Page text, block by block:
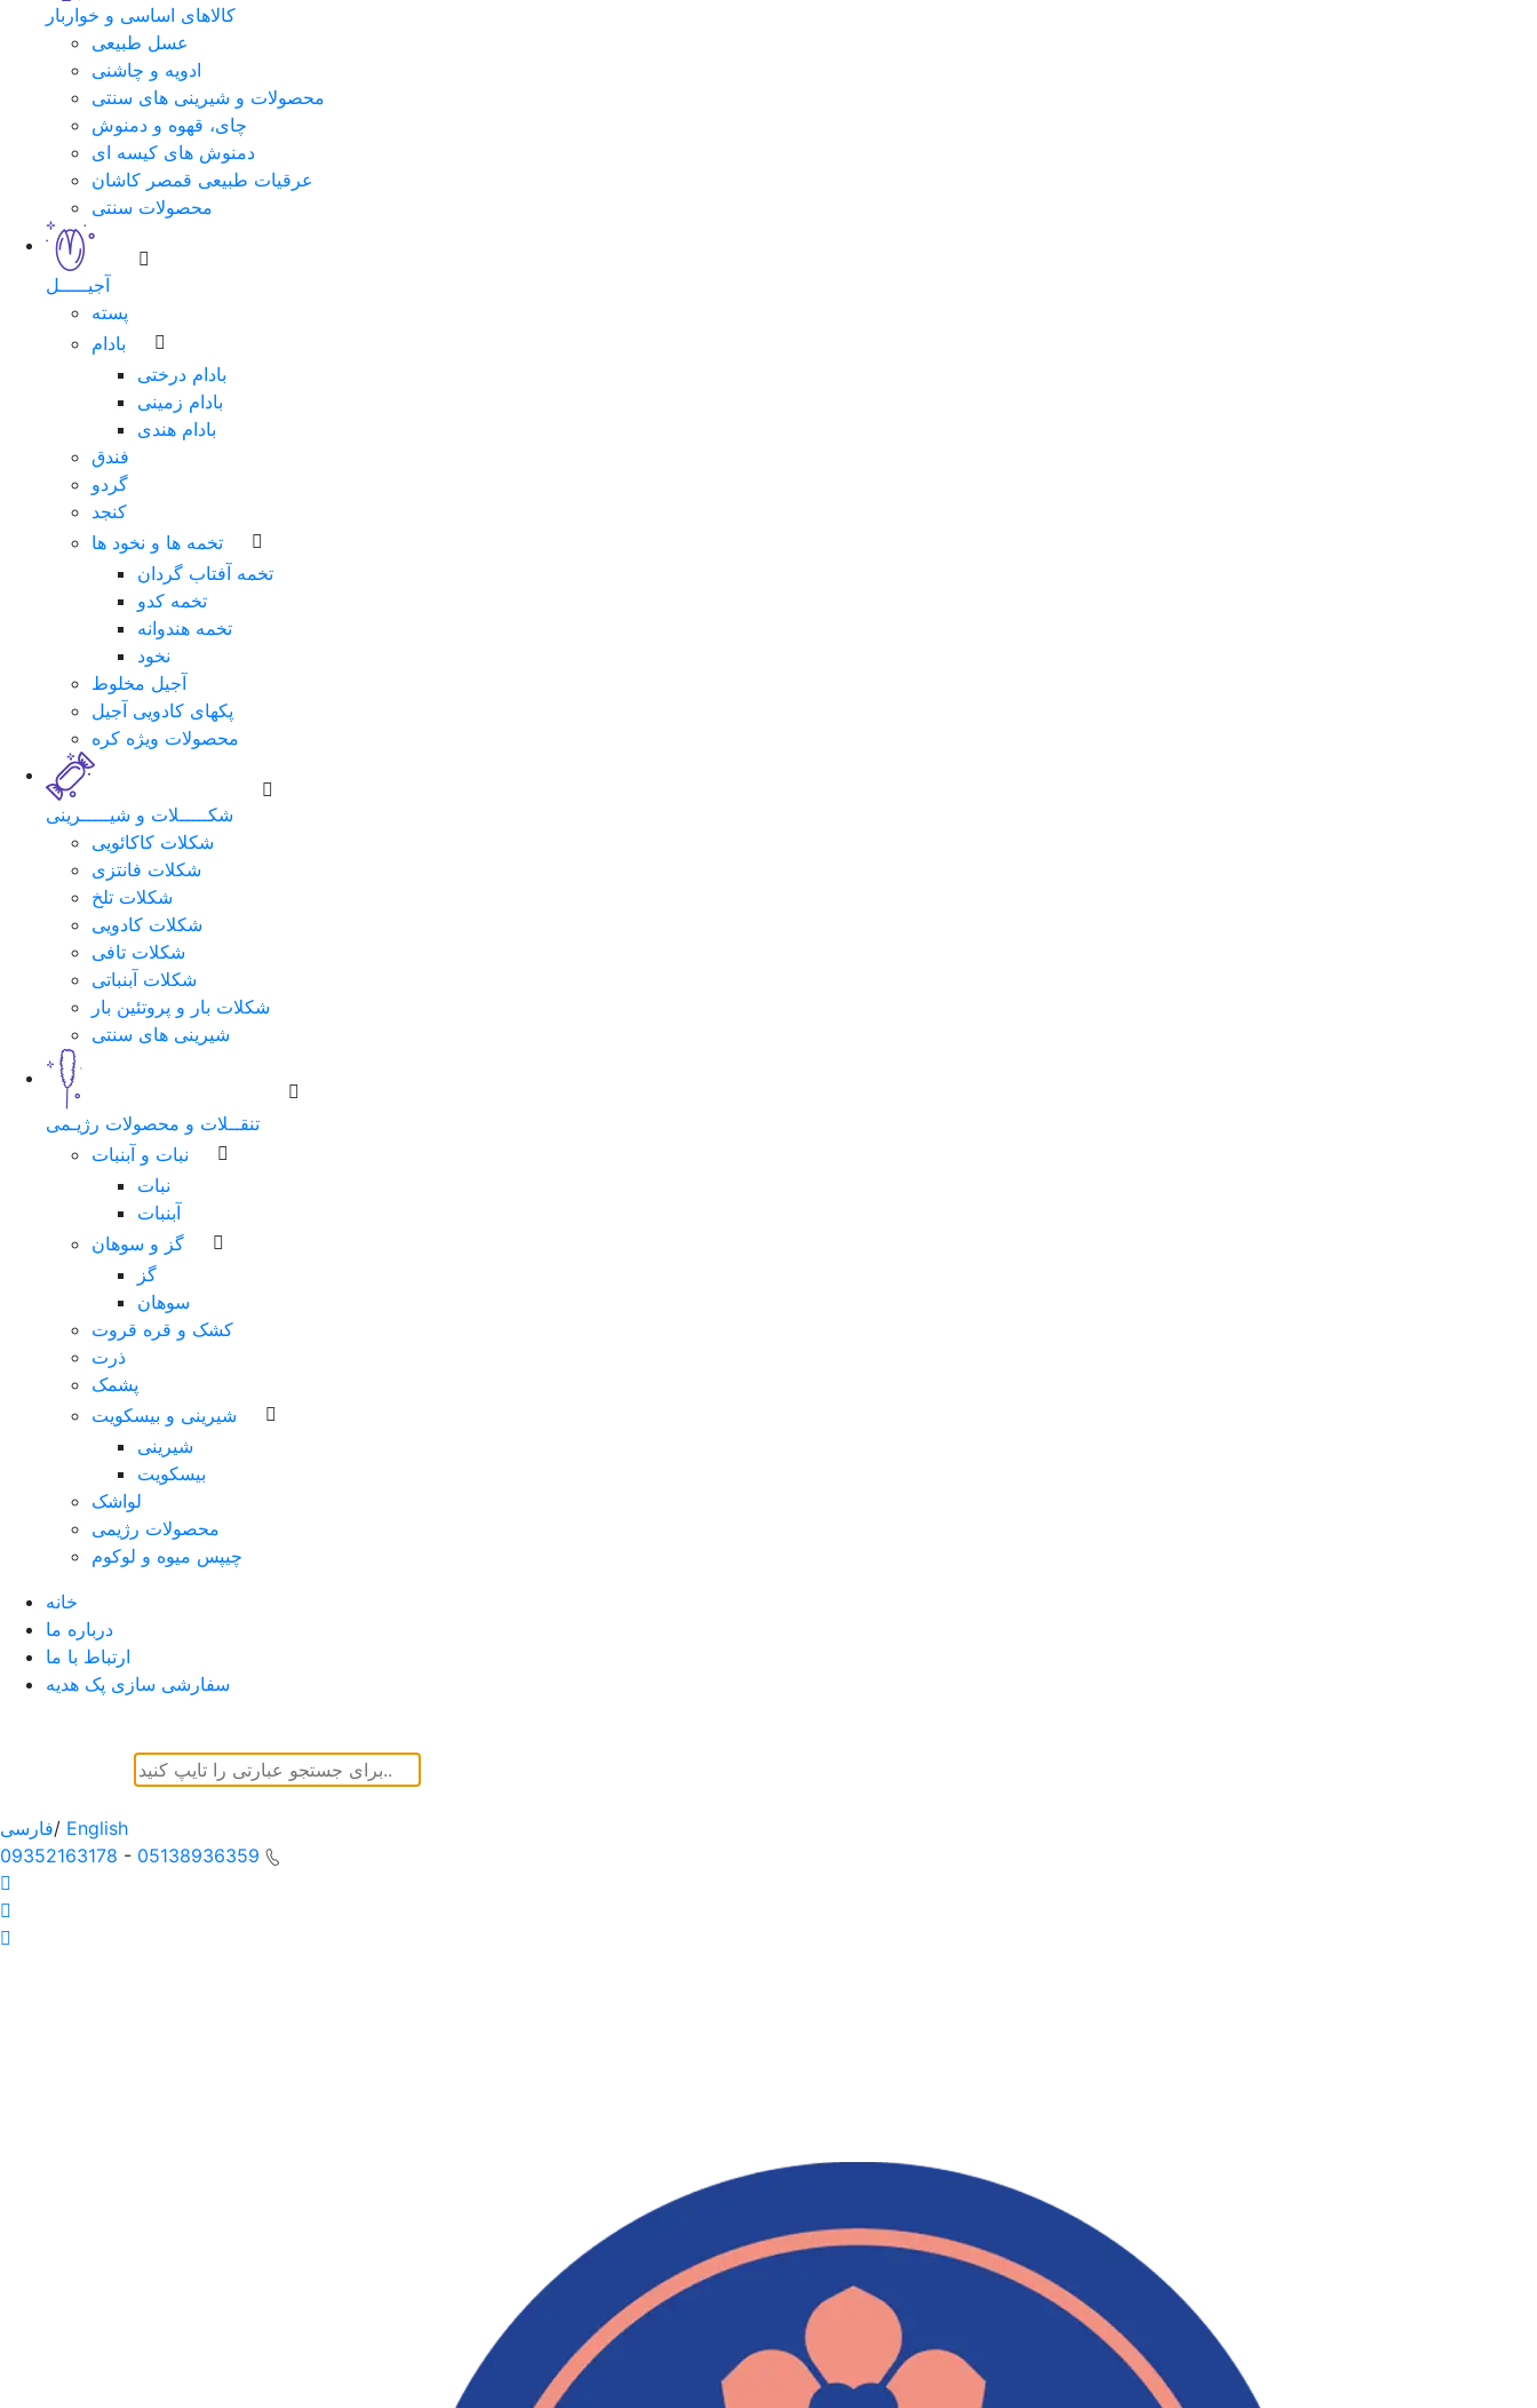
کالاهای اساسی و خواربار
عسل طبیعی
ادویه و چاشنی
محصولات و شیرینی های سنتی
چای، قهوه و دمنوش
دمنوش های کیسه ای
عرقیات طبیعی قمصر کاشان
محصولات سنتی
آجیـــــل
پسته
بادام
بادام درختی
بادام زمینی
بادام هندی
فندق
گردو
کنجد
تخمه ها و نخود ها
تخمه آفتاب گردان
تخمه کدو
تخمه هندوانه
نخود
آجیل مخلوط
پکهای کادویی آجیل
محصولات ویژه کره
شکـــــلات و شیـــــرینی
شکلات کاکائویی
شکلات فانتزی
شکلات تلخ
شکلات کادویی
شکلات تافی
شکلات آبنباتی
شکلات بار و پروتئین بار
شیرینی های سنتی
تنقــلات و محصولات رژیـمی
نبات و آبنبات
نبات
آبنبات
گز و سوهان
گز
سوهان
کشک و قره قروت
ذرت
پشمک
شیرینی و بیسکویت
شیرینی
بیسکویت
لواشک
محصولات رژیمی
چیپس میوه و لوکوم
خانه
درباره ما
ارتباط با ما
سفارشی سازی پک هدیه
فارسی/ English
09352163178 - 05138936359
لطفا
برای
ورود
فرم
تکمیل
نمایید.
شماره
همراه